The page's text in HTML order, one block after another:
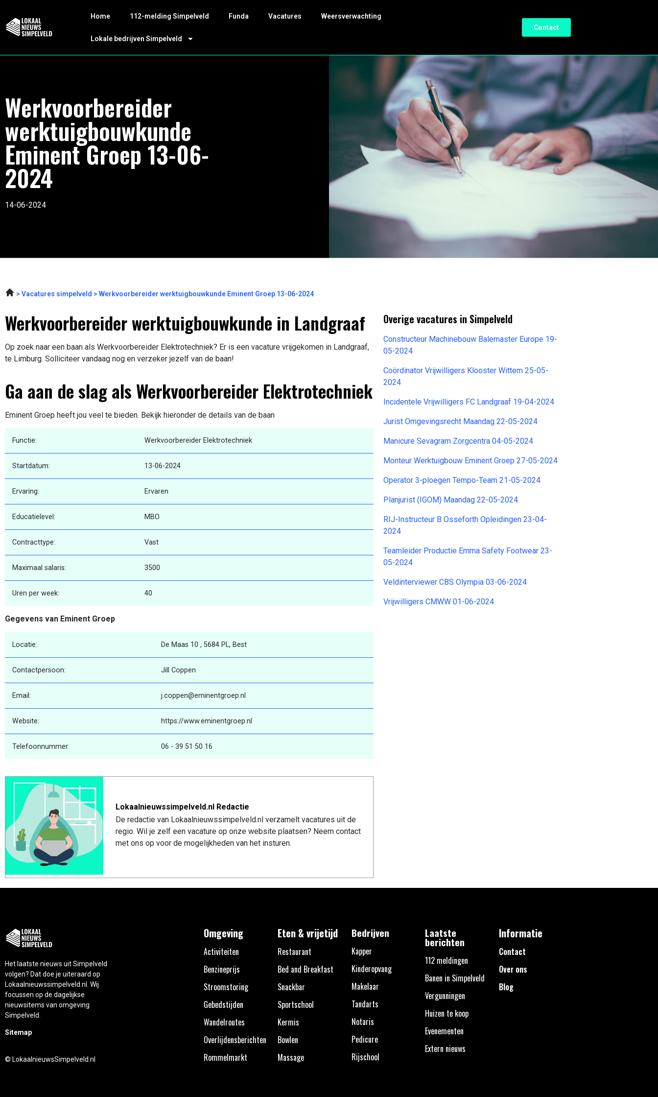
Home 112-melding Simpelveld Funda Vacatures Weersverwachting
Lokale bedrijven Simpelveld
Contact
Werkvoorbereider
werktuigbouwkunde
Eminent Groep 13-06-
2024
14-06-2024
Vacatures simpelveld Werkvoorbereider werktuigbouwkunde Eminent Groep 13-06-2024
Werkvoorbereider werktuigbouwkunde in Landgraaf
Op zoek naar een baan als Werkvoorbereider Elektrotechniek? Er is een vacature vrijgekomen in Landgraaf,
te Limburg. Solliciteer vandaag nog en verzeker jezelf van de baan!
Ga aan de slag als Werkvoorbereider Elektrotechniek
Eminent Groep heeft jou veel te bieden. Bekijk hieronder de details van de baan
Functie: Werkvoorbereider Elektrotechniek
Startdatum: 13-06-2024
Ervaring: Ervaren
Educatielevel: MBO
Contracttype: Vast
Maximaal salaris: 3500
Uren per week: 40
Gegevens van Eminent Groep
Locatie: De Maas 10 , 5684 PL, Best
Contactpersoon: Jill Coppen
Email: j.coppen@eminentgroep.nl
Website: https://www.eminentgroep.nl
Telefoonnummer: 06 - 39 51 50 16
Lokaalnieuwssimpelveld.nl Redactie
De redactie van Lokaalnieuwssimpelveld.nl verzamelt vacatures uit de
regio. Wil je zelf een vacature op onze website plaatsen? Neem contact
met ons op voor de mogelijkheden van het insturen.
Overige vacatures in Simpelveld
Constructeur Machinebouw Balemaster Europe 19-
05-2024
Coördinator Vrijwilligers Klooster Wittem 25-05-
2024
Incidentele Vrijwilligers FC Landgraaf 19-04-2024
Jurist Omgevingsrecht Maandag 22-05-2024
Manicure Sevagram Zorgcentra 04-05-2024
Monteur Werktuigbouw Eminent Groep 27-05-2024
Operator 3-ploegen Tempo-Team 21-05-2024
Planjurist (IGOM) Maandag 22-05-2024
RIJ-Instructeur B Osseforth Opleidingen 23-04-
2024
Teamleider Productie Emma Safety Footwear 23-
05-2024
Veldinterviewer CBS Olympia 03-06-2024
Vrijwilligers CMWW 01-06-2024
Het laatste nieuws uit Simpelveld
volgen? Dat doe je uiteraard op
Lokaalnieuwssimpelveld.nl. Wij
focussen op de dagelijkse
nieuwsitems van omgeving
Simpelveld.
Sitemap
© LokaalnieuwsSimpelveld.nl
Omgeving
Activiteiten
Benzineprijs
Stroomstoring
Gebedstijden
Wandelroutes
Overlijdensberichten
Rommelmarkt
Eten & vrijetijd
Restaurant
Bed and Breakfast
Snackbar
Sportschool
Kermis
Bowlen
Massage
Bedrijven
Kapper
Kinderopvang
Makelaar
Tandarts
Notaris
Pedicure
Rijschool
Laatste
berichten
112 meldingen
Banen in Simpelveld
Vergunningen
Huizen te koop
Evenementen
Extern nieuws
Informatie
Contact
Over ons
Blog